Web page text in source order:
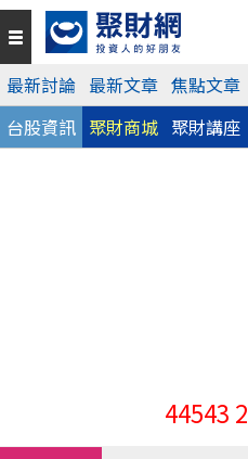
最新討論 最新文章 焦點文章
台股資訊 聚財商城 聚財講座
44543